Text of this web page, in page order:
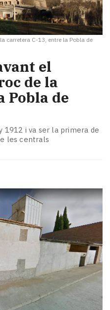
carretera C-13, entre la Pobla de
el
de la
Pobla de
1912 i va ser la primera de
les centrals